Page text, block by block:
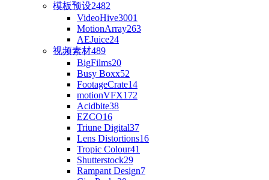
模板预设2482
VideoHive3001
MotionArray263
AEJuice24
视频素材489
BigFilms20
Busy Boxx52
FootageCrate14
motionVFX172
Acidbite38
EZCO16
Triune Digital37
Lens Distortions16
Tropic Colour41
Shutterstock29
Rampant Design7